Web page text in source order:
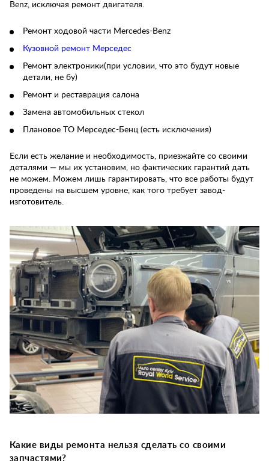
Benz, исключая ремонт двигателя.
Ремонт ходовой части Mercedes-Benz
Кузовной ремонт Мерседес
Ремонт электроники(при условии, что это будут новые
детали, не бу)
Ремонт и реставрация салона
Замена автомобильных стекол
Плановое ТО Мерседес-Бенц (есть исключения)
Если есть желание и необходимость, приезжайте со своими
деталями — мы их установим, но фактических гарантий дать
не можем. Можем лишь гарантировать, что все работы будут
проведены на высшем уровне, как того требует завод-
изготовитель.
Какие виды ремонта нельзя сделать со своими
запчастями?